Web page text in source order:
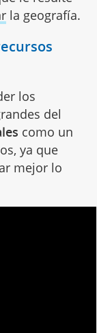
la geografía.
los
del
como un
ya que
mejor lo